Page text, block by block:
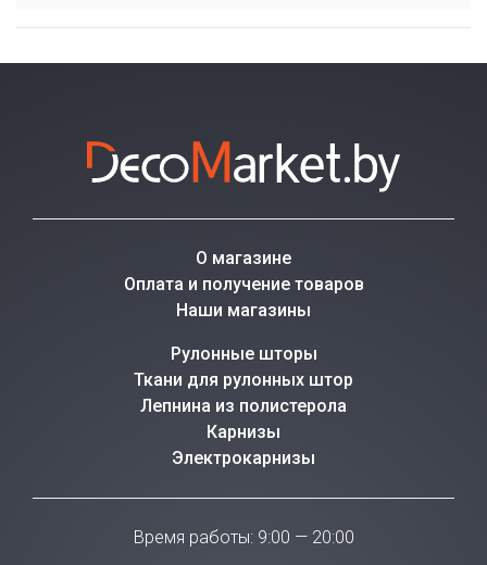
О магазине
Оплата и получение товаров
Наши магазины
Рулонные шторы
Ткани для рулонных штор
Лепнина из полистерола
Карнизы
Электрокарнизы
Время работы: 9:00 — 20:00